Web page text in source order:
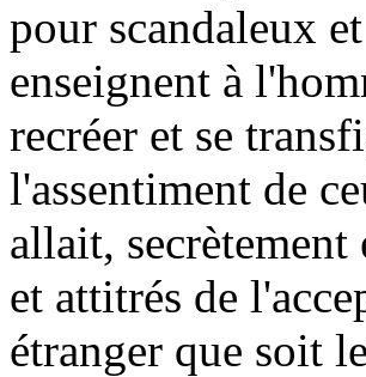
pour scandaleux
enseignent à
recréer et se
l'assentiment de
allait,
et attitrés de
étranger que soit